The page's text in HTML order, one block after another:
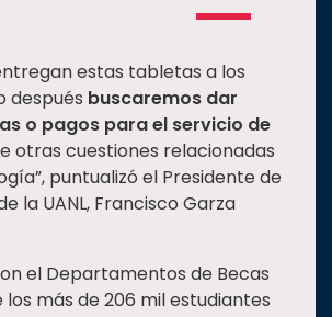
estas tabletas a los
después buscaremos dar
o pagos para el servicio de
otras cuestiones relacionadas
puntualizó el Presidente de
la UANL, Francisco Garza
el Departamentos de Becas
los más de 206 mil estudiantes